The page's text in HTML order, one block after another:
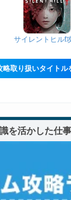
サイレントヒルf
略取り扱いタイトル
を活かした仕